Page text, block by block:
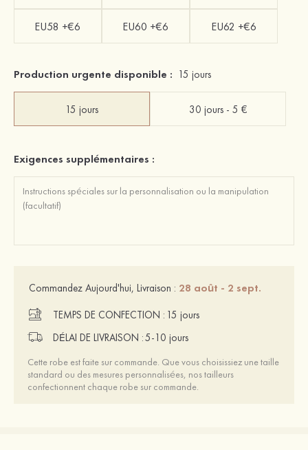
EU58 +€6 EU60 +€6 EU62 +€6
Production urgente disponible : 15 jours
15 jours 30 jours - 5 €
Exigences supplémentaires :
Commandez Aujourd'hui, Livraison : 28 août - 2 sept.
TEMPS DE CONFECTION : 15 jours
DÉLAI DE LIVRAISON :5-10 jours
Cette robe est faite sur commande. Que vous choisissiez une taille
standard ou des mesures personnalisées, nos tailleurs
confectionnent chaque robe sur commande.